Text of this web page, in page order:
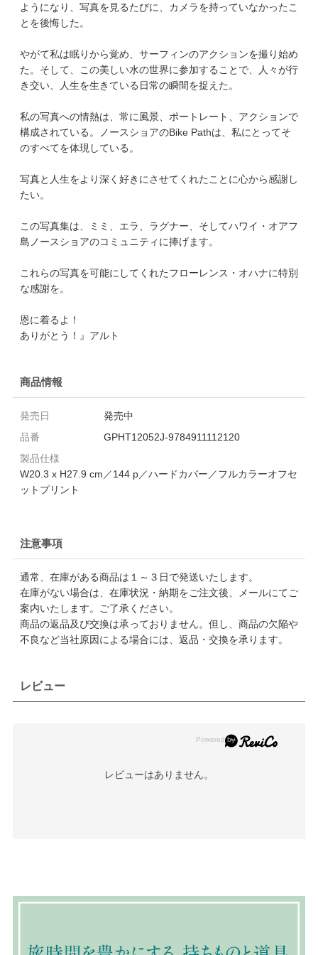
ようになり、写真を見るたびに、カメラを持っていなかったこ
とを後悔した。
やがて私は眠りから覚め、サーフィンのアクションを撮り始め
た。そして、この美しい水の世界に参加することで、人々が行
き交い、人生を生きている日常の瞬間を捉えた。
私の写真への情熱は、常に風景、ポートレート、アクションで
構成されている。ノースショアのBike Pathは、私にとってそ
のすべてを体現している。
写真と人生をより深く好きにさせてくれたことに心から感謝し
たい。
この写真集は、ミミ、エラ、ラグナー、そしてハワイ・オアフ
島ノースショアのコミュニティに捧げます。
これらの写真を可能にしてくれたフローレンス・オハナに特別
な感謝を。
恩に着るよ！
ありがとう！』アルト
商品情報
発売日
発売中
品番
GPHT12052J-9784911112120
製品仕様
W20.3 x H27.9 cm／144 p／ハードカバー／フルカラーオフセ
ットプリント
注意事項
通常、在庫がある商品は１～３日で発送いたします。
在庫がない場合は、在庫状況・納期をご注文後、メールにてご
案内いたします。ご了承ください。
商品の返品及び交換は承っておりません。但し、商品の欠陥や
不良など当社原因による場合には、返品・交換を承ります。
レビュー
レビューはありません。